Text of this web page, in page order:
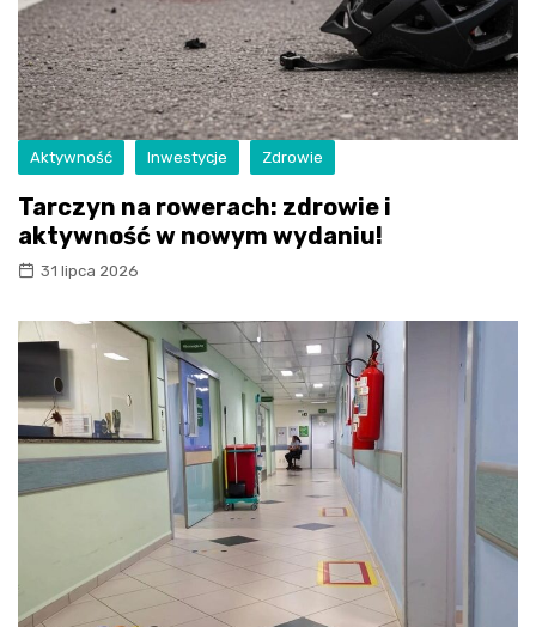
Aktywność Inwestycje Zdrowie
Tarczyn na rowerach: zdrowie i
aktywność w nowym wydaniu!
31 lipca 2026